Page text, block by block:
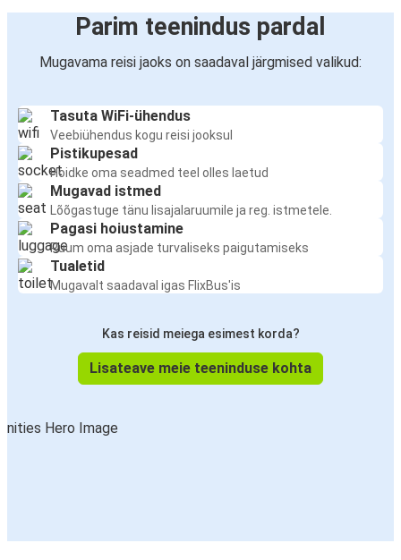
Parim teenindus pardal
Mugavama reisi jaoks on saadaval järgmised valikud:
Tasuta WiFi-ühendus
Veebiühendus kogu reisi jooksul
Pistikupesad
Hoidke oma seadmed teel olles laetud
Mugavad istmed
Lõõgastuge tänu lisajalaruumile ja reg. istmetele.
Pagasi hoiustamine
Ruum oma asjade turvaliseks paigutamiseks
Tualetid
Mugavalt saadaval igas FlixBus'is
Kas reisid meiega esimest korda?
Lisateave meie teeninduse kohta